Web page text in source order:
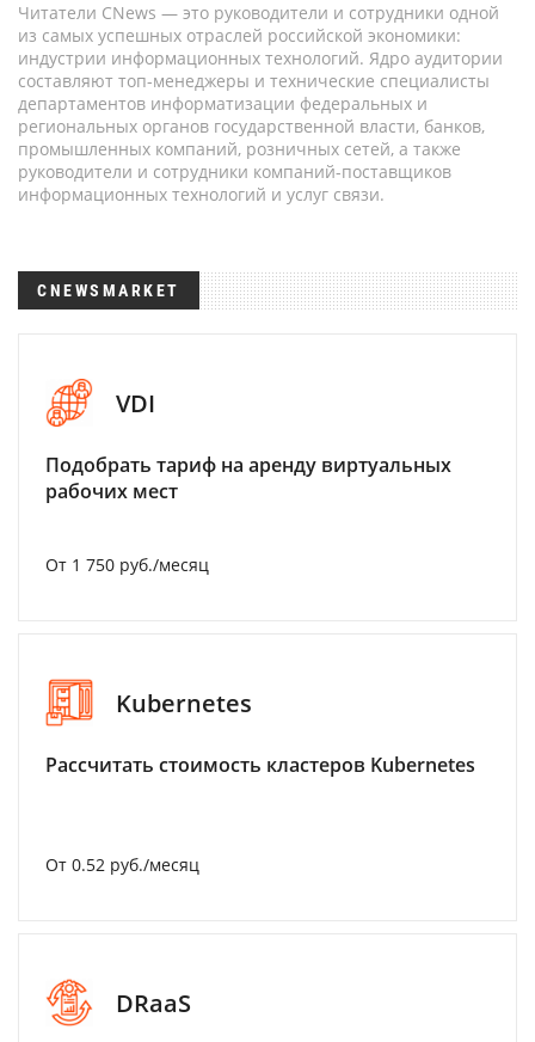
Читатели CNews — это руководители и сотрудники одной
из самых успешных отраслей российской экономики:
индустрии информационных технологий. Ядро аудитории
составляют топ-менеджеры и технические специалисты
департаментов информатизации федеральных и
региональных органов государственной власти, банков,
промышленных компаний, розничных сетей, а также
руководители и сотрудники компаний-поставщиков
информационных технологий и услуг связи.
CNEWSMARKET
VDI
Подобрать тариф на аренду виртуальных
рабочих мест
От 1 750 руб./месяц
Kubernetes
Рассчитать стоимость кластеров Kubernetes
От 0.52 руб./месяц
DRaaS